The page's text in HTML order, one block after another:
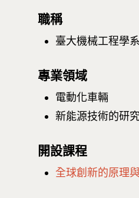
職稱
臺大機械工程學
專業領域
電動化車輛
新能源技術的研
開設課程
全球創新的原理